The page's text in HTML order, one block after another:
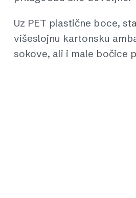
Uz PET plastične boce,
višeslojnu kartonsku
sokove, ali i male bočice